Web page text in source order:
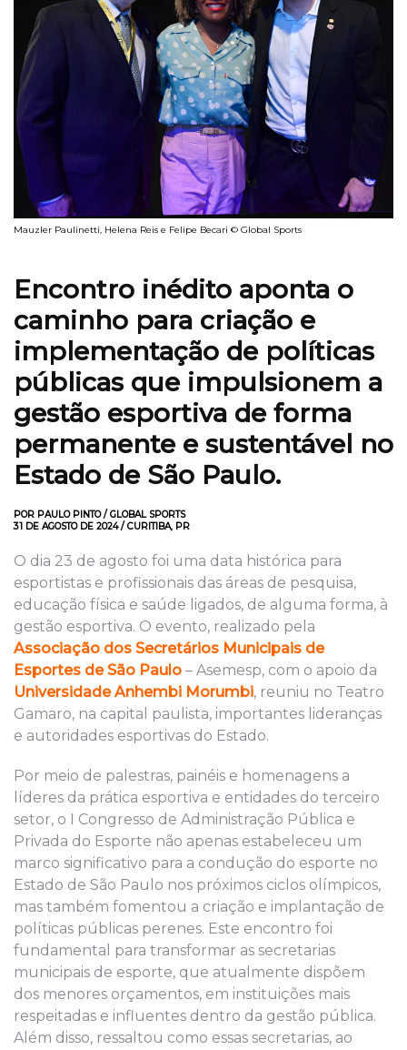
Mauzler Paulinetti, Helena Reis e Felipe Becari © Global Sports
Encontro inédito aponta o
caminho para criação e
implementação de políticas
públicas que impulsionem a
gestão esportiva de forma
permanente e sustentável no
Estado de São Paulo.
POR PAULO PINTO / GLOBAL SPORTS
31 DE AGOSTO DE 2024 / CURITIBA, PR
O dia 23 de agosto foi uma data histórica para
esportistas e profissionais das áreas de pesquisa,
educação física e saúde ligados, de alguma forma, à
gestão esportiva. O evento, realizado pela
Associação dos Secretários Municipais de
Esportes de São Paulo – Asemesp, com o apoio da
Universidade Anhembi Morumbi, reuniu no Teatro
Gamaro, na capital paulista, importantes lideranças
e autoridades esportivas do Estado.
Por meio de palestras, painéis e homenagens a
líderes da prática esportiva e entidades do terceiro
setor, o I Congresso de Administração Pública e
Privada do Esporte não apenas estabeleceu um
marco significativo para a condução do esporte no
Estado de São Paulo nos próximos ciclos olímpicos,
mas também fomentou a criação e implantação de
políticas públicas perenes. Este encontro foi
fundamental para transformar as secretarias
municipais de esporte, que atualmente dispõem
dos menores orçamentos, em instituições mais
respeitadas e influentes dentro da gestão pública.
Além disso, ressaltou como essas secretarias, ao